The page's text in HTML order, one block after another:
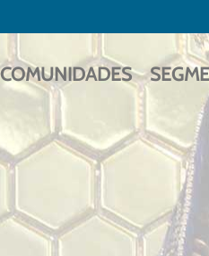
COMUNIDADES